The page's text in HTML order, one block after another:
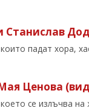
Станислав
падат хора,
Ценова
се излъчва на